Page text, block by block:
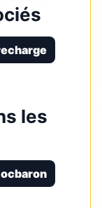
les